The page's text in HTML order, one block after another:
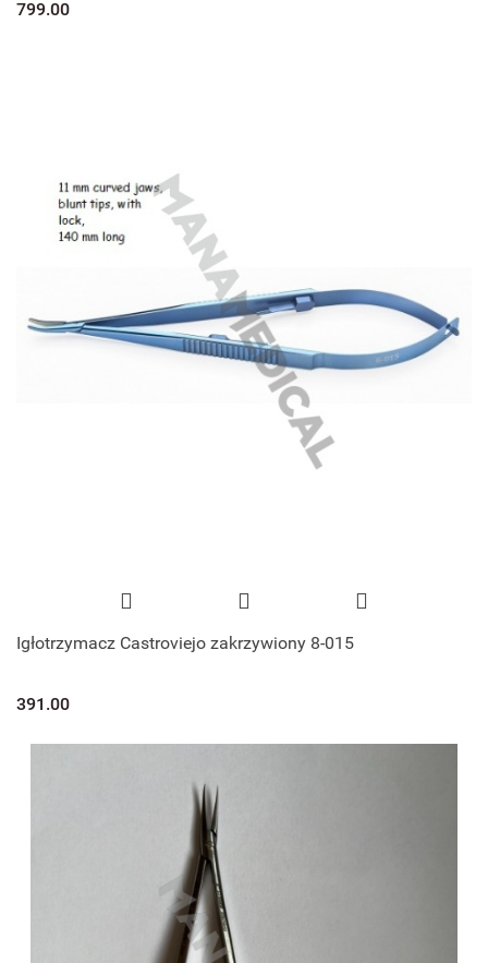
799.00
Igłotrzymacz Castroviejo zakrzywiony 8-015
391.00